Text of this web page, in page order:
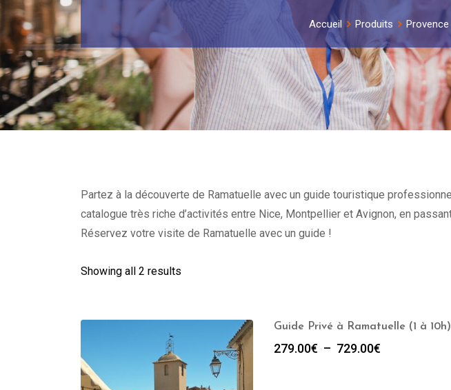
Accueil Produits
Partez à la découverte de Ramatuelle avec un guide touristique
catalogue très riche d’activités entre Nice, Montpellier et Avignon, en
Réservez votre visite de Ramatuelle avec un guide !
Showing all 2 results
Guide Privé à Ramatuelle (1 à
279.00€ – 729.00€